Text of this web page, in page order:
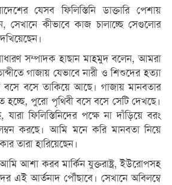
যেসব ফিলিস্তিনি ডাক্তারি পেশায়
সেখানে কীভাবে কাজ চালাচ্ছে সেগুলোর
সম্পাদক হাছান মাহমুদ বলেন, আমরা
গাজায় যেভাবে নারী ও শিশুদের হত্যা
বসে বসে তাকিয়ে আছে। গাজায় মানবতার
হচ্ছে, পুরো পৃথিবী বসে বসে সেটি দেখছে।
ফিলিস্তিনিদের পক্ষে না দাঁড়িয়ে বরং
করছে। আমি মনে করি মানবতা নিয়ে
তারা হারিয়েছেন।
আশা করব মার্কিন যুক্তরাষ্ট্র, ইউরোপসহ
এই আর্তনাদ পৌঁছাবে। সেখানে অবিলম্বে